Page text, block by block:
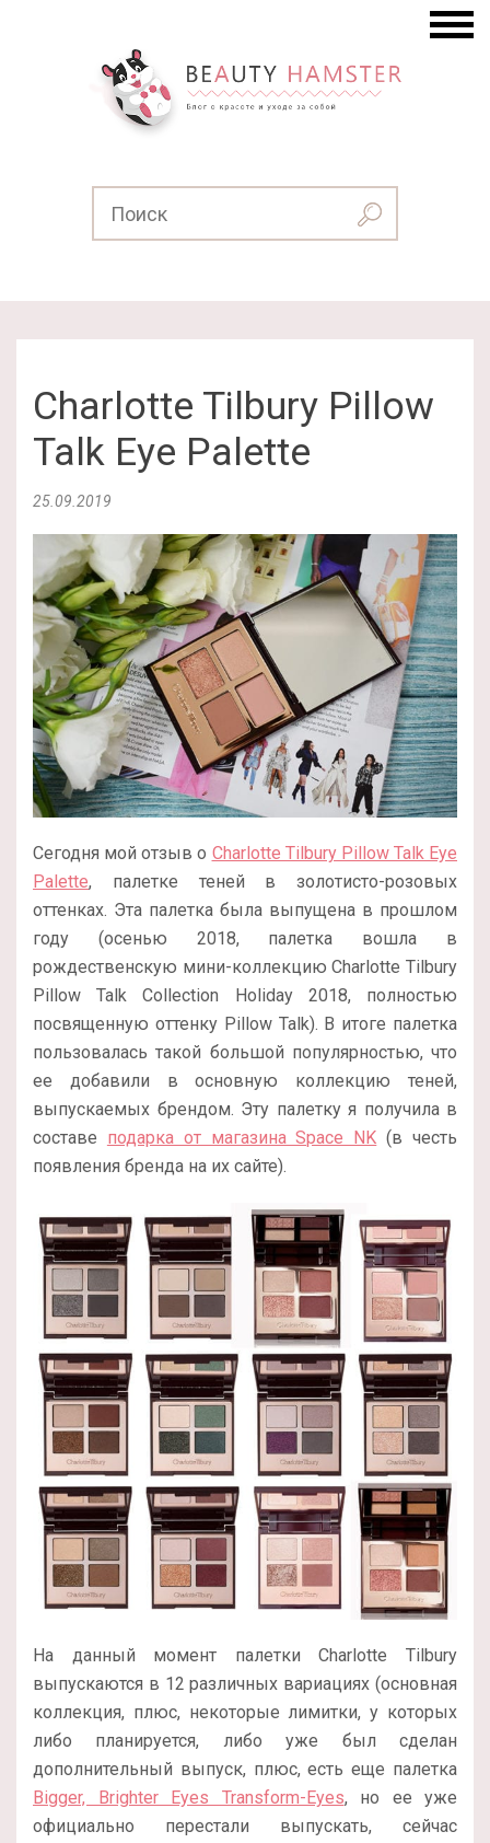
Charlotte Tilbury Pillow
Talk Eye Palette
25.09.2019
Сегодня мой отзыв о Charlotte Tilbury Pillow Talk Eye
Palette, палетке теней в золотисто-розовых
оттенках. Эта палетка была выпущена в прошлом
году (осенью 2018, палетка вошла в
рождественскую мини-коллекцию Charlotte Tilbury
Pillow Talk Collection Holiday 2018, полностью
посвященную оттенку Pillow Talk). В итоге палетка
пользовалась такой большой популярностью, что
ее добавили в основную коллекцию теней,
выпускаемых брендом. Эту палетку я получила в
составе подарка от магазина Space NK (в честь
появления бренда на их сайте).
На данный момент палетки Charlotte Tilbury
выпускаются в 12 различных вариациях (основная
коллекция, плюс, некоторые лимитки, у которых
либо планируется, либо уже был сделан
дополнительный выпуск, плюс, есть еще палетка
Bigger, Brighter Eyes Transform-Eyes, но ее уже
официально перестали выпускать, сейчас